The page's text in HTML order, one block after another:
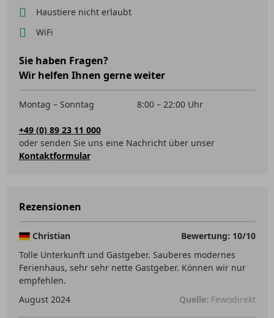
Haustiere nicht erlaubt
WiFi
Sie haben Fragen?
Wir helfen Ihnen gerne weiter
Montag – Sonntag 8:00 – 22:00 Uhr
+49 (0) 89 23 11 000
oder senden Sie uns eine Nachricht über unser
Kontaktformular
Rezensionen
Christian
Bewertung: 10/10
Tolle Unterkunft und Gastgeber. Sauberes modernes
Ferienhaus, sehr sehr nette Gastgeber. Können wir nur
empfehlen.
August 2024
Quelle: Fewodirekt